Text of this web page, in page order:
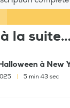
la suite...
à New
5 min 43 sec